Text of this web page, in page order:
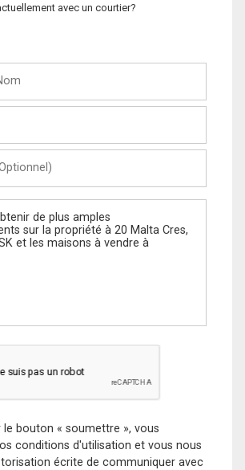
avec un courtier?
le bouton « soumettre », vous
conditions d'utilisation et vous nous
écrite de communiquer avec